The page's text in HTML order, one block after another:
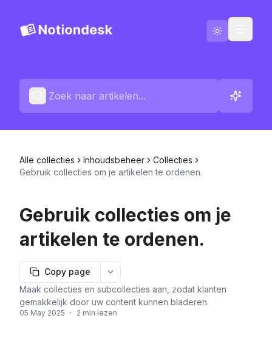
Contact
Alle collecties Inhoudsbeheer
Collecties
Gebruik collecties om je artikelen te ordenen.
Gebruik collecties om je
artikelen te ordenen.
Copy page
More options
Maak collecties en subcollecties aan, zodat klanten
gemakkelijk door uw content kunnen bladeren.
05 May 2025 · 2 min lezen